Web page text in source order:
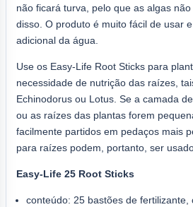
não ficará turva, pelo que as algas
disso. O produto é muito fácil de usar
adicional da água.
Use os Easy-Life Root Sticks para
necessidade de nutrição das raízes,
Echinodorus ou Lotus. Se a camada
ou as raízes das plantas forem
facilmente partidos em pedaços mais
para raízes podem, portanto, ser
Easy-Life 25 Root Sticks
conteúdo: 25 bastões de